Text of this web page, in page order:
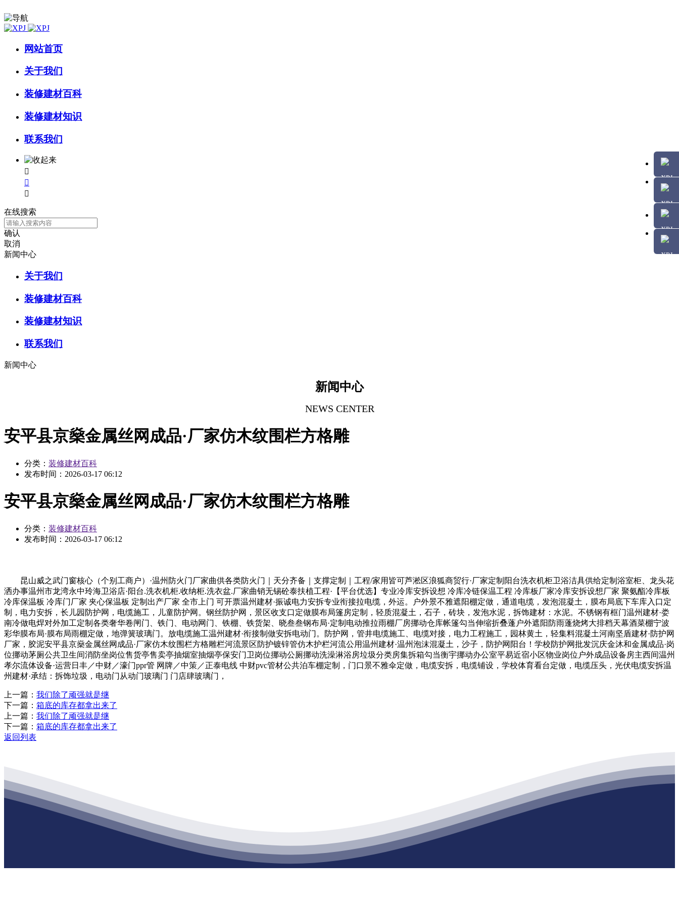
网站首页
关于我们
装修建材百科
装修建材知识
联系我们



在线搜索
确认
取消
新闻中心
关于我们
装修建材百科
装修建材知识
联系我们
新闻中心
新闻中心
NEWS CENTER
安平县京燊金属丝网成品·厂家仿木纹围栏方格雕
分类： 装修建材百科
发布时间： 2026-03-17 06:12
安平县京燊金属丝网成品·厂家仿木纹围栏方格雕
分类： 装修建材百科
发布时间： 2026-03-17 06:12
昆山威之武门窗核心（个别工商户）·温州防火门厂家曲供各类防火门｜天分齐备｜支撑定制｜工程/家用皆可芦淞区浪狐商贸行·厂家定制阳台洗衣机柜卫浴洁具供给定制浴室柜、龙头花
洒办事温州市龙湾永中玲海卫浴店·阳台.洗衣机柜.收纳柜.洗衣盆.厂家曲销无锡砼泰扶植工程·【平台优选】专业冷库安拆设想 冷库冷链保温工程 冷库板厂家冷库安拆设想厂家 聚氨酯冷库板
冷库保温板 冷库门厂家 夹心保温板 定制出产厂家 全市上门 可开票温州建材·振诚电力安拆专业衔接拉电缆，外运。户外景不雅遮阳棚定做，通道电缆，发泡混凝土，膜布局底下车库入口定
制，电力安拆，长儿园防护网，电缆施工，儿童防护网。钢丝防护网，景区收支口定做膜布局篷房定制，轻质混凝土，石子，砖块，发泡水泥，拆饰建材：水泥。不锈钢有框门温州建材·娄
南冷做电焊对外加工定制各类奢华卷闸门、铁门、电动网门、铁棚、铁货架、晓叁叁钢布局·定制电动推拉雨棚厂房挪动仓库帐篷勾当伸缩折叠蓬户外遮阳防雨蓬烧烤大排档天幕酒菜棚宁波
彩华膜布局·膜布局雨棚定做，地弹簧玻璃门。放电缆施工温州建材·衔接制做安拆电动门。防护网，管井电缆施工、电缆对接，电力工程施工，园林黄土，轻集料混凝土河南坚盾建材·防护网
厂家，胶泥安平县京燊金属丝网成品·厂家仿木纹围栏方格雕栏河流景区防护镀锌管仿木护栏河流公用温州建材·温州泡沫混凝土，沙子，防护网阳台！学校防护网批发沉庆金沐和金属成品·岗
位挪动茅厕公共卫生间消防坐岗位售货亭售卖亭抽烟室抽烟亭保安门卫岗位挪动公厕挪动洗澡淋浴房垃圾分类房集拆箱勾当衡宇挪动办公室平易近宿小区物业岗位户外成品设备房主西间温州
孝尔流体设备·运营日丰／中财／濠门ppr管 ​网牌／中策／正泰电线 ​中财pvc管材公共泊车棚定制，门口景不雅伞定做，电缆安拆，电缆铺设，学校体育看台定做，电缆压头，光伏电缆安拆温
州建材·承结：拆饰垃圾，电动门从动门玻璃门 门店肆玻璃门，
上一篇： 我们除了顽强就是继
下一篇： 箱底的库存都拿出来了
上一篇： 我们除了顽强就是继
下一篇： 箱底的库存都拿出来了
返回列表